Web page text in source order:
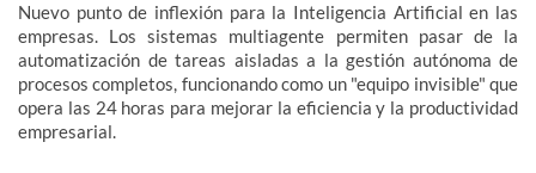
Nuevo punto de inflexión para la Inteligencia Artificial en las
empresas. Los sistemas multiagente permiten pasar de la
automatización de tareas aisladas a la gestión autónoma de
procesos completos, funcionando como un "equipo invisible" que
opera las 24 horas para mejorar la eficiencia y la productividad
empresarial.